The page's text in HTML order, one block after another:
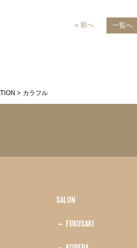
« 前へ 一覧へ
> カラフル
SALON
FUKUSAKI